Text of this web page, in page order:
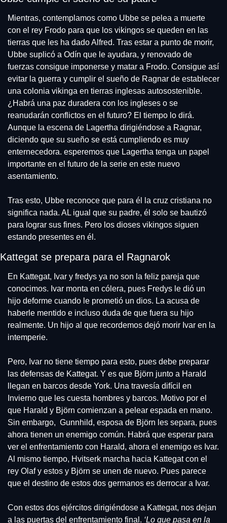
Mientras, contemplamos como Ubbe se pelea a muerte
con el rey Frodo para que los vikingos se queden en las
tierras que les ha dado Alfred. Tras estar a punto de morir,
Ubbe suplicó a Odín que le ayudara, y renovado de
fuerzas consigue imponerse y matar a Frodo. Consigue así
evitar la guerra y cumplir el sueño de Ragnar de establecer
una colonia vikinga en tierras inglesas autosostenible.
¿Habrá una paz duradera con los ingleses o se
reanudarán conflictos en el futuro? El tiempo lo dirá.
Aunque la escena de Lagertha dirigiéndose a Ragnar,
diciendo que su sueño se está cumpliendo es muy
enternecedora. esperemos que Lagertha tenga un papel
importante en el futuro de la serie en este nuevo
asentamiento.
Tras esto, Ubbe reconoce que para él la cruz cristiana no
significa nada. AL igual que su padre, él solo se bautizó
para lograr sus fines. Pero los dioses vikingos siguen
estando presentes en él.
Kattegat se prepara para el Ragnarok
En Kattegat, Ivar y fredys ya no son la feliz pareja que
conocimos. Ivar monta en cólera, pues Fredys le dió un
hijo deforme cuando le prometió un dios. La acusa de
haberle mentido e incluso duda de que fuera su hijo
realmente. Un hijo al que recordemos dejó morir Ivar en la
intemperie.
Pero, Ivar no tiene tiempo para esto, pues debe preparar
las defensas de Kattegat. Y es que Björn junto a Harald
llegan en barcos desde York. Una travesía difícil en
Invierno que les cuesta hombres y barcos. Motivo por el
que Harald y Björn comienzan a pelear espada en mano.
Sin embargo, Gunnhild, esposa de Björn les separa, pues
ahora tienen un enemigo común. Habrá que esperar para
ver el enfrentamiento con Harald, ahora el enemigo es Ivar.
Al mismo tiempo, Hvitserk marcha hacia Kattegat con el
rey Olaf y estos y Björn se unen de nuevo. Pues parece
que el destino de estos dos germanos es derrocar a Ivar.
Con estos dos ejércitos dirigiéndose a Kattegat, nos dejan
a las puertas del enfrentamiento final. ‘Lo que pasa en la